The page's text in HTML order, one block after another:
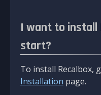
I want to install
start?
To install Recalbox,
Installation page.